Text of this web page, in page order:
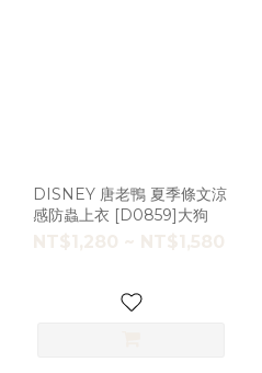
DISNEY 唐老鴨 夏季條文涼
感防蟲上衣 [D0859]大狗
NT$1,280 ~ NT$1,580